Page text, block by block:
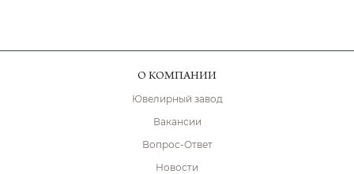
О КОМПАНИИ
Ювелирный завод
Вакансии
Вопрос-Ответ
Новости